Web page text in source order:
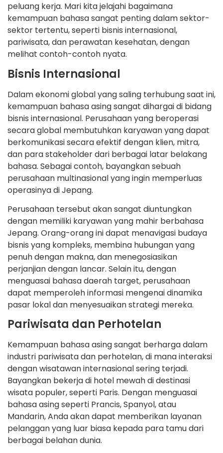
peluang kerja. Mari kita jelajahi bagaimana
kemampuan bahasa sangat penting dalam sektor-
sektor tertentu, seperti bisnis internasional,
pariwisata, dan perawatan kesehatan, dengan
melihat contoh-contoh nyata.
Bisnis Internasional
Dalam ekonomi global yang saling terhubung saat ini,
kemampuan bahasa asing sangat dihargai di bidang
bisnis internasional. Perusahaan yang beroperasi
secara global membutuhkan karyawan yang dapat
berkomunikasi secara efektif dengan klien, mitra,
dan para stakeholder dari berbagai latar belakang
bahasa. Sebagai contoh, bayangkan sebuah
perusahaan multinasional yang ingin memperluas
operasinya di Jepang.
Perusahaan tersebut akan sangat diuntungkan
dengan memiliki karyawan yang mahir berbahasa
Jepang. Orang-orang ini dapat menavigasi budaya
bisnis yang kompleks, membina hubungan yang
penuh dengan makna, dan menegosiasikan
perjanjian dengan lancar. Selain itu, dengan
menguasai bahasa daerah target, perusahaan
dapat memperoleh informasi mengenai dinamika
pasar lokal dan menyesuaikan strategi mereka.
Pariwisata dan Perhotelan
Kemampuan bahasa asing sangat berharga dalam
industri pariwisata dan perhotelan, di mana interaksi
dengan wisatawan internasional sering terjadi.
Bayangkan bekerja di hotel mewah di destinasi
wisata populer, seperti Paris. Dengan menguasai
bahasa asing seperti Prancis, Spanyol, atau
Mandarin, Anda akan dapat memberikan layanan
pelanggan yang luar biasa kepada para tamu dari
berbagai belahan dunia.